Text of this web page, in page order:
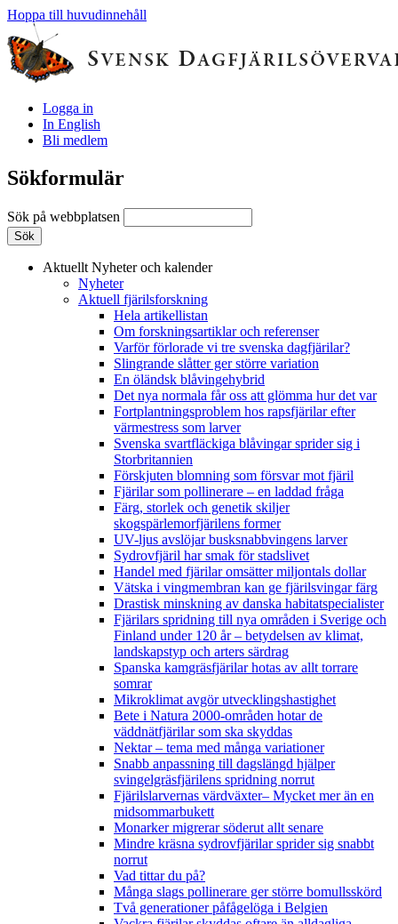
Hoppa till huvudinnehåll
Logga in
In English
Bli medlem
Sökformulär
Sök på webbplatsen
Aktuellt Nyheter och kalender
Nyheter
Aktuell fjärilsforskning
Hela artikellistan
Om forskningsartiklar och referenser
Varför förlorade vi tre svenska dagfjärilar?
Slingrande slåtter ger större variation
En öländsk blåvingehybrid
Det nya normala får oss att glömma hur det var
Fortplantningsproblem hos rapsfjärilar efter
värmestress som larver
Svenska svartfläckiga blåvingar sprider sig i
Storbritannien
Förskjuten blomning som försvar mot fjäril
Fjärilar som pollinerare – en laddad fråga
Färg, storlek och genetik skiljer
skogspärlemorfjärilens former
UV-ljus avslöjar busksnabbvingens larver
Sydrovfjäril har smak för stadslivet
Handel med fjärilar omsätter miljontals dollar
Vätska i vingmembran kan ge fjärilsvingar färg
Drastisk minskning av danska habitatspecialister
Fjärilars spridning till nya områden i Sverige och
Finland under 120 år– betydelsen av klimat,
landskapstyp och arters särdrag
Spanska kamgräsfjärilar hotas av allt torrare
somrar
Mikroklimat avgör utvecklingshastighet
Bete i Natura 2000-områden hotar de
väddnätfjärilar som ska skyddas
Nektar – tema med många variationer
Snabb anpassning till dagslängd hjälper
svingelgräsfjärilens spridning norrut
Fjärilslarvernas värdväxter– Mycket mer än en
midsommarbukett
Monarker migrerar söderut allt senare
Mindre kräsna sydrovfjärilar sprider sig snabbt
norrut
Vad tittar du på?
Många slags pollinerare ger större bomullsskörd
Två generationer påfågelöga i Belgien